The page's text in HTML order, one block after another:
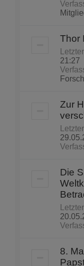
Thor
21:27
Zur
Die
8.